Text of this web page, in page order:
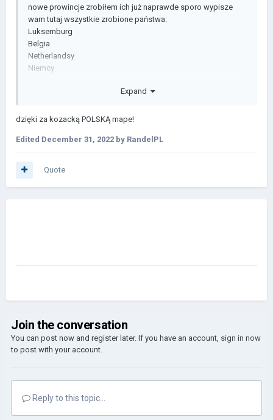
nowe prowincje zrobiłem ich już naprawde sporo wypisze
wam tutaj wszystkie zrobione państwa:
Luksemburg
Belgia
Netherlandsy
Niemcy
Litwa
Expand
dzięki za kozacką POLSKĄ mape!
Edited December 31, 2022 by RandelPL
Quote
Join the conversation
You can post now and register later. If you have an account, sign in now
to post with your account.
Reply to this topic...